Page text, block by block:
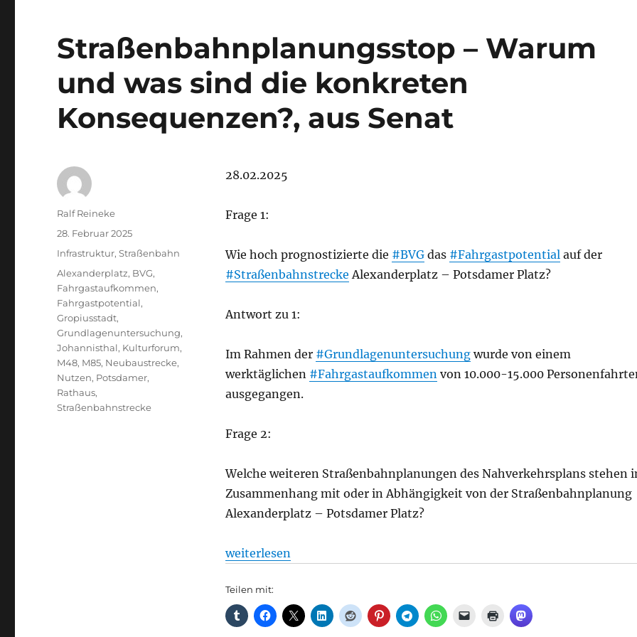
Straßenbahnplanungsstop – Warum
und was sind die konkreten
Konsequenzen?, aus Senat
28.02.2025
Frage 1:
Wie hoch prognostizierte die #BVGdas #Fahrgastpotentialauf der
#Straßenbahnstrecke Alexanderplatz – Potsdamer Platz?
Antwort zu 1:
Im Rahmen der #Grundlagenuntersuchungwurde von einem
werktäglichen #Fahrgastaufkommenvon 10.000-15.000
ausgegangen.
Frage 2:
Welche weiteren Straßenbahnplanungen des Nahverkehrsplans stehen
Zusammenhang mit oder in Abhängigkeit von der Straßenbahnplanung
Alexanderplatz – Potsdamer Platz?
„Straßenbahnplanungsstop – Warum und was sind die konkreten
weiterlesen
Teilen mit:
Autor
Ralf Reineke
Veröffentlicht
am
28. Februar 2025
Kategorien
Infrastruktur,Straßenbahn
Schlagwörter
Alexanderplatz, BVG,
Fahrgastaufkommen,
Fahrgastpotential,
Gropiusstadt,
Grundlagenuntersuchung,
Johannisthal, Kulturforum,
M48, M85, Neubaustrecke,
Nutzen, Potsdamer,
Rathaus,
Straßenbahnstrecke